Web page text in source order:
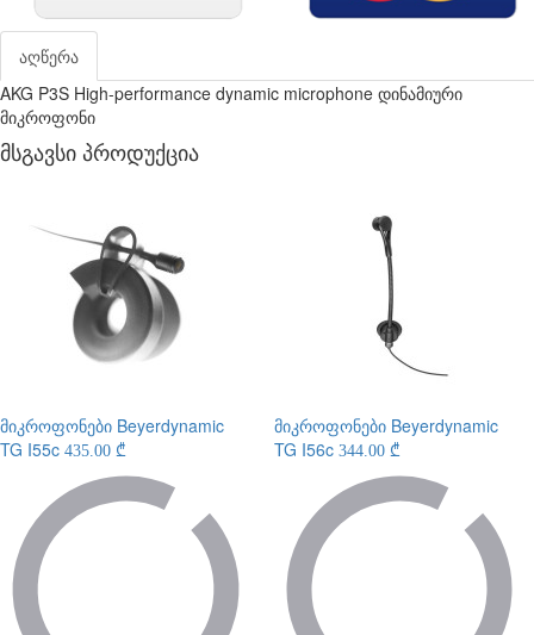
აღწერა
AKG P3S High-performance dynamic microphone დინამიური
მიკროფონი
მსგავსი პროდუქცია
მიკროფონები Beyerdynamic
TG I55c 435.00 ₾
მიკროფონები Beyerdynamic
TG I56c 344.00 ₾